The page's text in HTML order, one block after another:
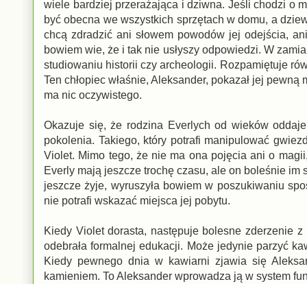
wiele bardziej przerażająca i dziwna. Jeśli chodzi o
być obecna we wszystkich sprzętach w domu, a
chcą zdradzić ani słowem powodów jej odejścia,
bowiem wie, że i tak nie usłyszy odpowiedzi. W
studiowaniu historii czy archeologii. Rozpamiętuje
Ten chłopiec właśnie, Aleksander, pokazał jej
ma nic oczywistego.
Okazuje się, że rodzina Everlych od wieków
pokolenia. Takiego, który potrafi manipulować
Violet. Mimo tego, że nie ma ona pojęcia ani o
Everly mają jeszcze trochę czasu, ale on boleśnie
jeszcze żyje, wyruszyła bowiem w poszukiwaniu
nie potrafi wskazać miejsca jej pobytu.
Kiedy Violet dorasta, następuje bolesne zderzenie
odebrała formalnej edukacji. Może jedynie parzyć
Kiedy pewnego dnia w kawiarni zjawia się
kamieniem. To Aleksander wprowadza ją w system